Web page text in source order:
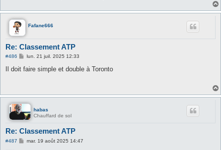
Fafane666
Re: Classement ATP
#486
M
s
lun. 21 juil. 2025 12:33
Il doit faire simple et double à Toronto
habas
Chauffard de sol
Re: Classement ATP
#487
Mmar. 19 août 2025 14:47